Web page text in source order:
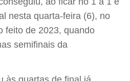
nesta quarta-feira (6), no
feito de 2023, quando
semifinais da